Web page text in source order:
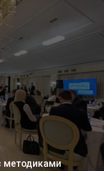
методиками